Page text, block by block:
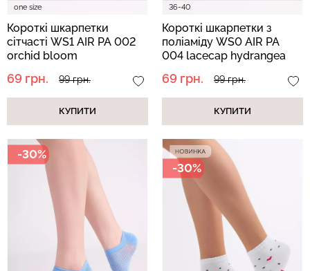
one size
Короткі шкарпетки
сітчасті WS1 AIR PA 002
orchid bloom
69 грн. 99 грн.
КУПИТИ
36-40
Короткі шкарпетки з
поліаміду WS0 AIR PA
004 lacecap hydrangea
69 грн. 99 грн.
КУПИТИ
-30%
-30%